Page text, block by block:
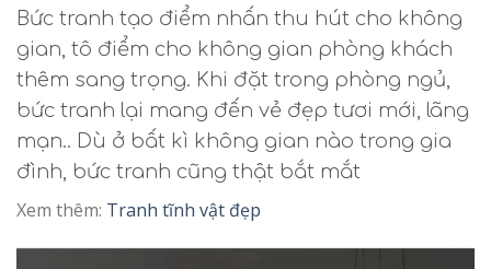
Bức tranh tạo điểm nhấn thu hút cho không
gian, tô điểm cho không gian phòng khách
thêm sang trọng. Khi đặt trong phòng ngủ,
bức tranh lại mang đến vẻ đẹp tươi mới, lãng
mạn.. Dù ở bất kì không gian nào trong gia
đình, bức tranh cũng thật bắt mắt
Xem thêm: Tranh tĩnh vật đẹp